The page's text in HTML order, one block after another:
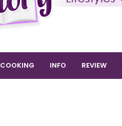
COOKING INFO REVIEW